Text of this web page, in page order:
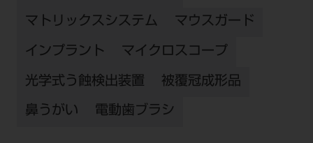
マトリックスシステム マウスガード
インプラント マイクロスコープ
光学式う蝕検出装置 被覆冠成形品
鼻うがい 電動歯ブラシ